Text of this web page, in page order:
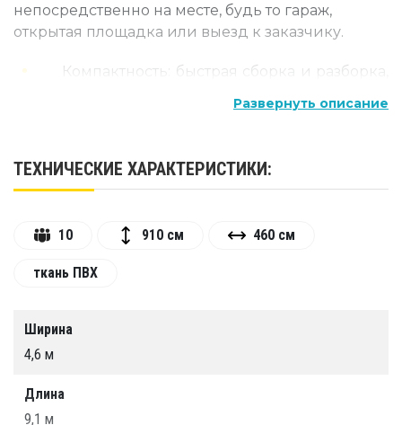
непосредственно на месте, будь то гараж,
открытая площадка или выезд к заказчику.
Компактность: быстрая сборка и разборка,
небольшим размерам в сложенном
Защита от пыли и грязи: гарантирует
чистое рабочее пространство, предотвращая
окрашиваемую поверхность.
Высокая эффективность: поддерживает
покрытия и ускоренного высыхания.
материала ПВХ, устойчивого к механическим
воздействиям и химическим веществам.
Развернуть описание
ТЕХНИЧЕСКИЕ ХАРАКТЕРИСТИКИ:
10 910 см 460 см
ткань ПВХ
Ширина
4,6 м
Длина
9,1 м